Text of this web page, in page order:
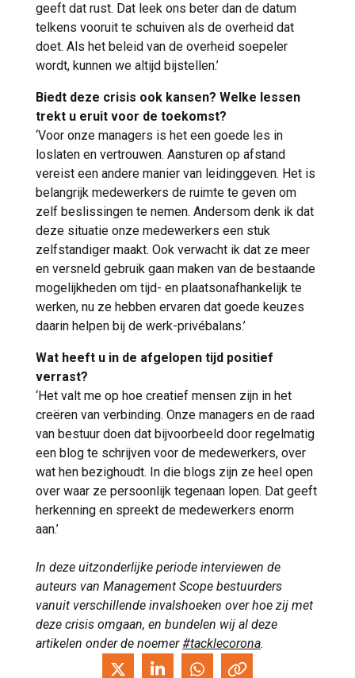
geeft dat rust. Dat leek ons beter dan de datum
telkens vooruit te schuiven als de overheid dat
doet. Als het beleid van de overheid soepeler
wordt, kunnen we altijd bijstellen.’
Biedt deze crisis ook kansen? Welke lessen
trekt u eruit voor de toekomst?
‘Voor onze managers is het een goede les in
loslaten en vertrouwen. Aansturen op afstand
vereist een andere manier van leidinggeven. Het is
belangrijk medewerkers de ruimte te geven om
zelf beslissingen te nemen. Andersom denk ik dat
deze situatie onze medewerkers een stuk
zelfstandiger maakt. Ook verwacht ik dat ze meer
en versneld gebruik gaan maken van de bestaande
mogelijkheden om tijd- en plaatsonafhankelijk te
werken, nu ze hebben ervaren dat goede keuzes
daarin helpen bij de werk-privébalans.’
Wat heeft u in de afgelopen tijd positief
verrast?
‘Het valt me op hoe creatief mensen zijn in het
creëren van verbinding. Onze managers en de raad
van bestuur doen dat bijvoorbeeld door regelmatig
een blog te schrijven voor de medewerkers, over
wat hen bezighoudt. In die blogs zijn ze heel open
over waar ze persoonlijk tegenaan lopen. Dat geeft
herkenning en spreekt de medewerkers enorm
aan.’
In deze uitzonderlijke periode interviewen de
auteurs van Management Scope bestuurders
vanuit verschillende invalshoeken over hoe zij met
deze crisis omgaan, en bundelen wij al deze
artikelen onder de noemer#tacklecorona.